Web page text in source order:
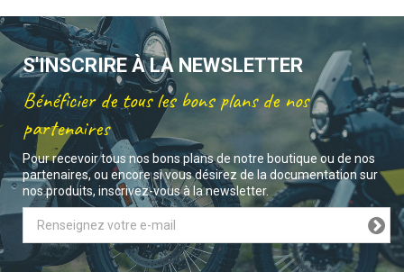
S'INSCRIRE À LA NEWSLETTER
Bénéficier de tous les bons plans de nos
partenaires
Pour recevoir tous nos bons plans de notre boutique ou de nos
partenaires, ou encore si vous désirez de la documentation sur
nos produits, inscrivez-vous à la newsletter.